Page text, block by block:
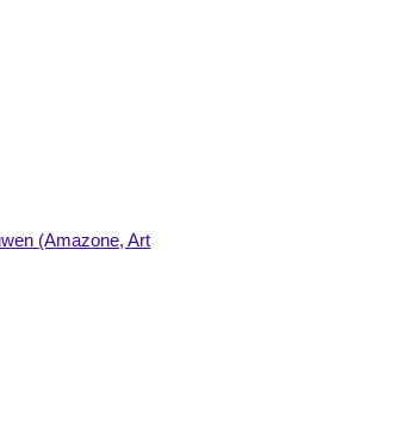
(Amazone, Art